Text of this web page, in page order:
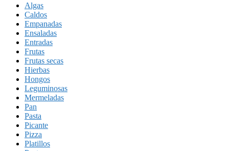
Algas
Caldos
Empanadas
Ensaladas
Entradas
Frutas
Frutas secas
Hierbas
Hongos
Leguminosas
Mermeladas
Pan
Pasta
Picante
Pizza
Platillos